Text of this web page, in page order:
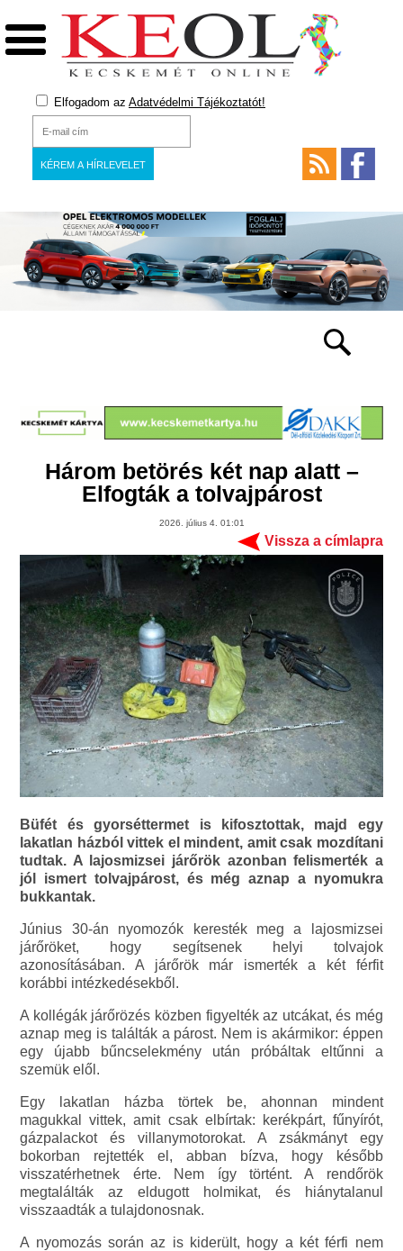
Elfogadom az Adatvédelmi Tájékoztatót!
Három betörés két nap alatt –
Elfogták a tolvajpárost
2026. július 4. 01:01
Vissza a címlapra
Büfét és gyorséttermet is kifosztottak, majd egy
lakatlan házból vittek el mindent, amit csak mozdítani
tudtak. A lajosmizsei járőrök azonban felismerték a
jól ismert tolvajpárost, és még aznap a nyomukra
bukkantak.
Június 30-án nyomozók keresték meg a lajosmizsei
járőröket, hogy segítsenek helyi tolvajok
azonosításában. A járőrök már ismerték a két férfit
korábbi intézkedésekből.
A kollégák járőrözés közben figyelték az utcákat, és még
aznap meg is találták a párost. Nem is akármikor: éppen
egy újabb bűncselekmény után próbáltak eltűnni a
szemük elől.
Egy lakatlan házba törtek be, ahonnan mindent
magukkal vittek, amit csak elbírtak: kerékpárt, fűnyírót,
gázpalackot és villanymotorokat. A zsákmányt egy
bokorban rejtették el, abban bízva, hogy később
visszatérhetnek érte. Nem így történt. A rendőrök
megtalálták az eldugott holmikat, és hiánytalanul
visszaadták a tulajdonosnak.
A nyomozás során az is kiderült, hogy a két férfi nem